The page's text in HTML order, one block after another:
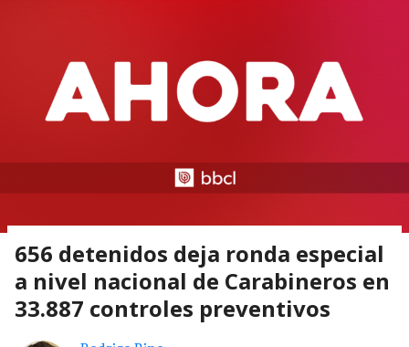
656 detenidos deja ronda especial
a nivel nacional de Carabineros en
33.887 controles preventivos